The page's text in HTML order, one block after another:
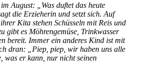
im August: „Was duftet das heute
die Erzieherin und setzt sich. Auf
Kita stehen Schüsseln mit Reis und
gibt es Möhrengemüse, Trinkwasser
bereit. Immer ein anderes Kind ist mit
dran: „Piep, piep, wir haben uns alle
was er kann, nur nicht seinen